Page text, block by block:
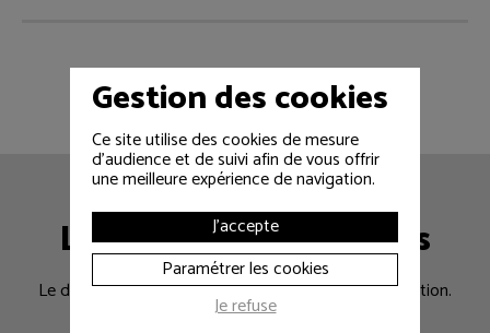
Les informations utiles
Le déroulement d’une location, la livraison ou installation.
Les réponses à vos questions….
Gestion des cookies
Ce site utilise des cookies de mesure
d'audience et de suivi afin de vous offrir
une meilleure expérience de navigation.
J'accepte
Paramétrer les cookies
Je refuse